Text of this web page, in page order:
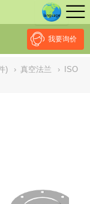
Unsafe
我要询价
) › 真空法兰 ›
ISO